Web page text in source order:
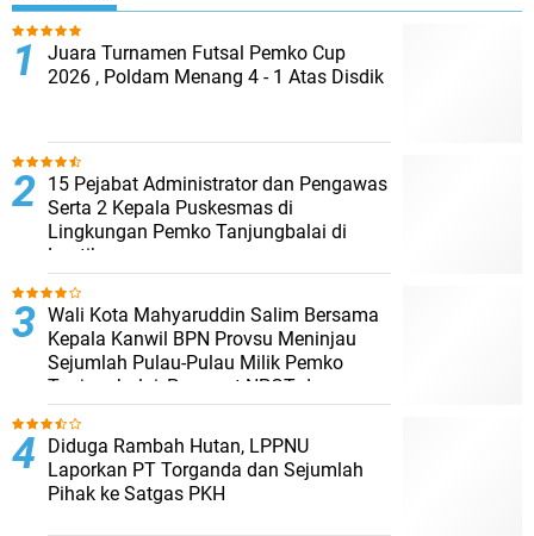
Juara Turnamen Futsal Pemko Cup
2026 , Poldam Menang 4 - 1 Atas Disdik
15 Pejabat Administrator dan Pengawas
Serta 2 Kepala Puskesmas di
Lingkungan Pemko Tanjungbalai di
Lantik
Wali Kota Mahyaruddin Salim Bersama
Kepala Kanwil BPN Provsu Meninjau
Sejumlah Pulau-Pulau Milik Pemko
Tanjungbalai, Percepat NPGT dan
Sertifikasi Aset
Diduga Rambah Hutan, LPPNU
Laporkan PT Torganda dan Sejumlah
Pihak ke Satgas PKH